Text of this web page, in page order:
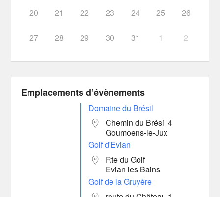
20 21 22 23 24 25 26
27 28 29 30 31 1 2
Emplacements d’évènements
Domaine du Brésil
Chemin du Brésil 4
Goumoens-le-Jux
Golf d'Evian
Rte du Golf
Evian les Bains
Golf de la Gruyère